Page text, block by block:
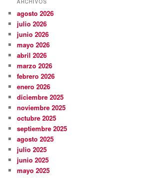
ARCHIVOS
agosto 2026
julio 2026
junio 2026
mayo 2026
abril 2026
marzo 2026
febrero 2026
enero 2026
diciembre 2025
noviembre 2025
octubre 2025
septiembre 2025
agosto 2025
julio 2025
junio 2025
mayo 2025